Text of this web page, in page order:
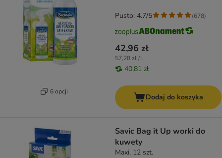
6 opcji
42,96 zł
57,28 zł / l
40,81 zł
Pusto: 4.7/5 (678)
Dodaj do koszyka
Savic Bag it Up worki do
kuwety
Maxi, 12 szt.